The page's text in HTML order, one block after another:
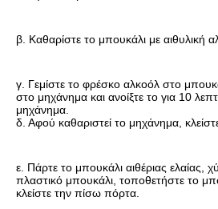
β. Καθαρίστε το μπουκάλι με αιθυλική
γ. Γεμίστε το φρέσκο αλκοόλ στο
στο μηχάνημα και ανοίξτε το για 10
μηχάνημα.
δ. Αφού καθαριστεί το μηχάνημα,
ε. Πάρτε το μπουκάλι αιθέριας ελαίας,
πλαστικό μπουκάλι, τοποθετήστε το
κλείστε την πίσω πόρτα.